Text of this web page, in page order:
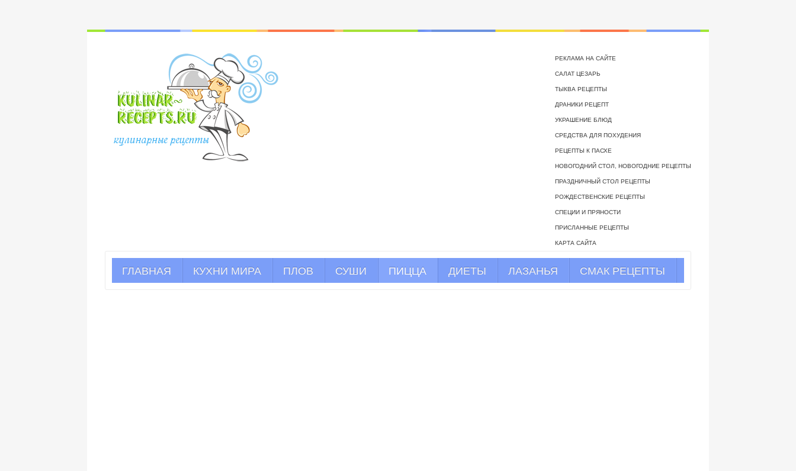
РЕКЛАМА НА САЙТЕ
САЛАТ ЦЕЗАРЬ
ТЫКВА РЕЦЕПТЫ
ДРАНИКИ РЕЦЕПТ
УКРАШЕНИЕ БЛЮД
СРЕДСТВА ДЛЯ ПОХУДЕНИЯ
РЕЦЕПТЫ К ПАСХЕ
НОВОГОДНИЙ СТОЛ, НОВОГОДНИЕ РЕЦЕПТЫ
ПРАЗДНИЧНЫЙ СТОЛ РЕЦЕПТЫ
РОЖДЕСТВЕНСКИЕ РЕЦЕПТЫ
СПЕЦИИ И ПРЯНОСТИ
ПРИСЛАННЫЕ РЕЦЕПТЫ
КАРТА САЙТА
ГЛАВНАЯ КУХНИ МИРА ПЛОВ СУШИ ПИЦЦА ДИЕТЫ ЛАЗАНЬЯ СМАК РЕЦЕПТЫ